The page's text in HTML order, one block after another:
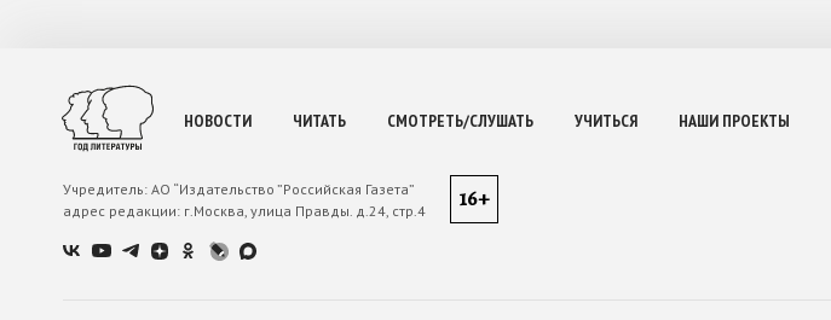
НОВОСТИ ЧИТАТЬ СМОТРЕТЬ/СЛУШАТЬ УЧИТЬСЯ НАШИ ПРОЕКТЫ
Учредитель: АО “Издательство ”Российская Газета”
адрес редакции: г.Москва, улица Правды. д.24, стр.4 16+